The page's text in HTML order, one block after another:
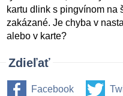
kartu dlink s pingvínom na
zakázané. Je chyba v
alebo v karte?
Zdieľať
Facebook